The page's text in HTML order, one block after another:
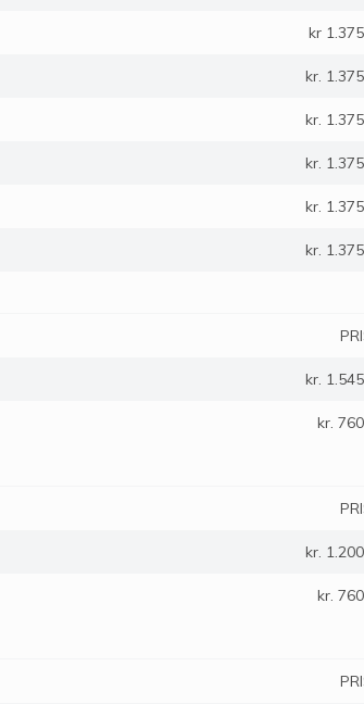
kr
kr.
kr.
kr.
kr.
kr.
kr.
kr.
kr.
kr.